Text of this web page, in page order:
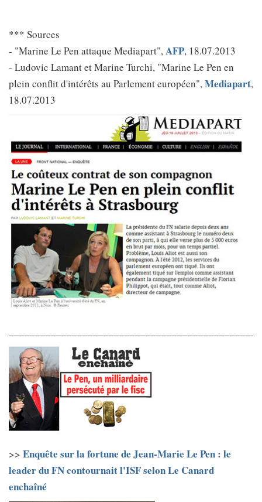
*** Sources
- "Marine Le Pen attaque Mediapart",AFP, 18.07.2013
- Ludovic Lamant et Marine Turchi, "Marine Le Pen en
plein conflit d'intérêts au Parlement européen",Mediapart,
18.07.2013
>> Enquête sur la fortune de Jean-Marie Le Pen : le
leader du FN contournait l'ISF selon Le Canard
enchaîné